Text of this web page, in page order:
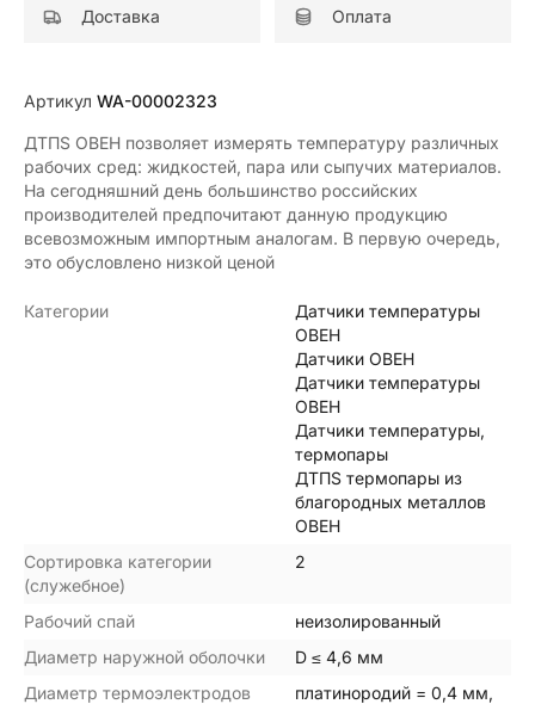
Доставка Оплата
Артикул WA-00002323
ДТПS ОВЕН позволяет измерять температуру различных
рабочих сред: жидкостей, пара или сыпучих материалов.
На сегодняшний день большинство российских
производителей предпочитают данную продукцию
всевозможным импортным аналогам. В первую очередь,
это обусловлено низкой ценой
Категории
Датчики температуры
ОВЕН
Датчики ОВЕН
Датчики температуры
ОВЕН
Датчики температуры,
термопары
ДТПS термопары из
благородных металлов
ОВЕН
Сортировка категории
(служебное)
2
Рабочий спай
неизолированный
Диаметр наружной оболочки
D ≤ 4,6 мм
Диаметр термоэлектродов
платинородий = 0,4 мм,